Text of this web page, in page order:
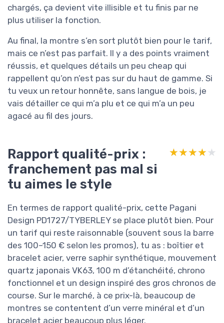
chargés, ça devient vite illisible et tu finis par ne
plus utiliser la fonction.
Au final, la montre s’en sort plutôt bien pour le tarif,
mais ce n’est pas parfait. Il y a des points vraiment
réussis, et quelques détails un peu cheap qui
rappellent qu’on n’est pas sur du haut de gamme. Si
tu veux un retour honnête, sans langue de bois, je
vais détailler ce qui m’a plu et ce qui m’a un peu
agacé au fil des jours.
Rapport qualité-prix :
franchement pas mal si
tu aimes le style
★★★★★
★★★★★
En termes de rapport qualité-prix, cette Pagani
Design PD1727/TYBERLEY se place plutôt bien. Pour
un tarif qui reste raisonnable (souvent sous la barre
des 100–150 € selon les promos), tu as : boîtier et
bracelet acier, verre saphir synthétique, mouvement
quartz japonais VK63, 100 m d’étanchéité, chrono
fonctionnel et un design inspiré des gros chronos de
course. Sur le marché, à ce prix-là, beaucoup de
montres se contentent d’un verre minéral et d’un
bracelet acier beaucoup plus léger.